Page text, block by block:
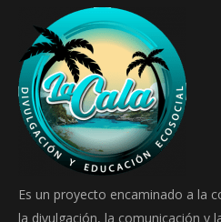
Es un proyecto encaminado a la
la divulgación, la comunicación y